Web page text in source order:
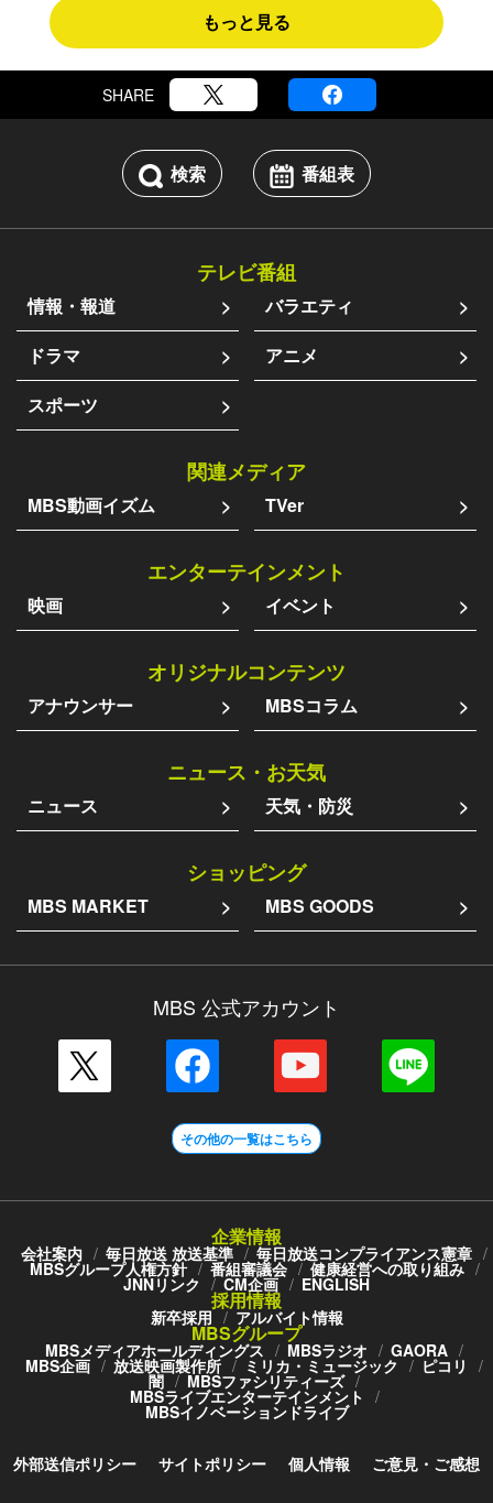
もっと見る
SHARE
検索 番組表
テレビ番組
情報・報道
バラエティ
ドラマ
アニメ
スポーツ
関連メディア
MBS動画イズム TVer
エンターテインメント
映画 イベント
オリジナルコンテンツ
アナウンサー MBSコラム
ニュース・お天気
ニュース 天気・防災
ショッピング
MBS MARKET MBS GOODS
MBS 公式アカウント
その他の一覧はこちら
企業情報
会社案内 毎日放送 放送基準 毎日放送コンプライアンス憲章
MBSグループ人権方針 番組審議会 健康経営への取り組み
JNNリンク CM企画 ENGLISH
採用情報
新卒採用 アルバイト情報
MBSグループ
MBSメディアホールディングス MBSラジオ GAORA
MBS企画 放送映画製作所 ミリカ・ミュージック ピコリ
闇 MBSファシリティーズ
MBSライブエンターテインメント
MBSイノベーションドライブ
外部送信ポリシー サイトポリシー 個人情報 ご意見・ご感想